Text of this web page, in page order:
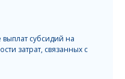
субсидий на
затрат, связанных с